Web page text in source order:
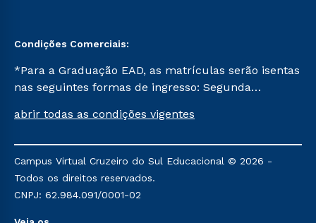
Condições Comerciais:
*Para a Graduação EAD, as matrículas serão isentas
nas seguintes formas de ingresso: Segunda
Já para as demais, a taxa de matrícula será de R$
mencionadas são referentes aos cursos: Ensino
Religioso, Geografia para a Docência e Metodologia
do Ensino de História: Questões Atuais.
abrir todas as condições vigentes
Campus Virtual Cruzeiro do Sul Educacional © 2026 -
Todos os direitos reservados.
CNPJ: 62.984.091/0001-02